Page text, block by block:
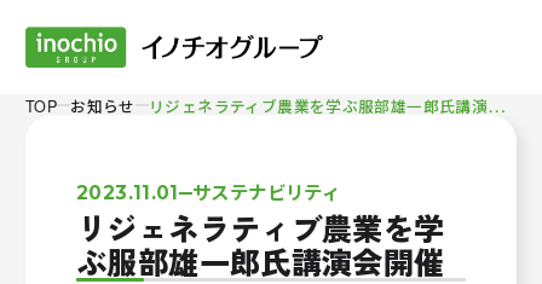
TOP お知らせ リ
ジェネラティブ農業を学ぶ服部雄一郎氏講演会開催
2023.11.01 サステナビリティ
リジェネラティブ農業を学
ぶ服部雄一郎氏講演会開催